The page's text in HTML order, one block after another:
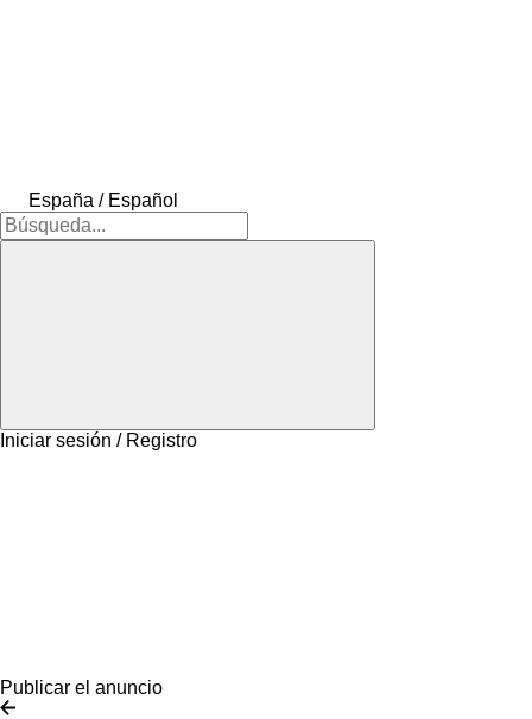
España / Español
Iniciar sesión / Registro
Publicar el anuncio